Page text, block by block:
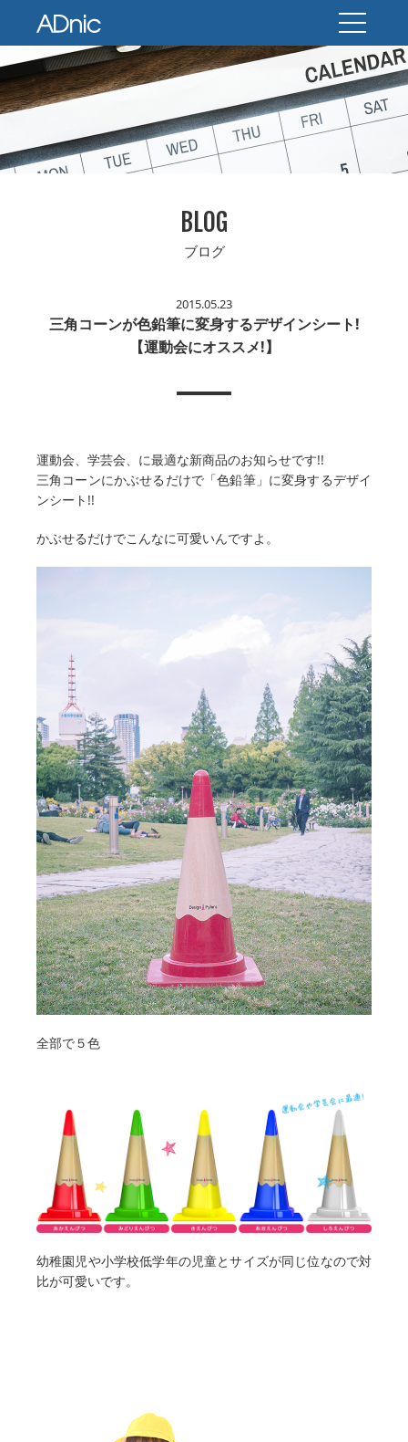
BLOG
ブログ
2015.05.23
三角コーンが色鉛筆に変身するデザインシート!
【運動会にオススメ!】
運動会、学芸会、に最適な新商品のお知らせです!!
三角コーンにかぶせるだけで「色鉛筆」に変身するデザイ
ンシート!!
かぶせるだけでこんなに可愛いんですよ。
全部で５色
幼稚園児や小学校低学年の児童とサイズが同じ位なので対
比が可愛いです。